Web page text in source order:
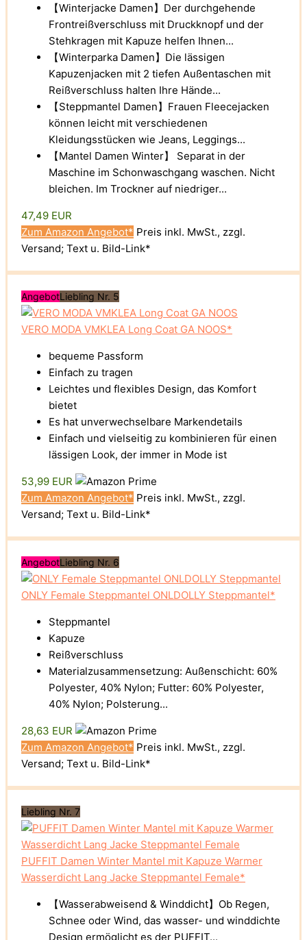
【Winterjacke Damen】Der durchgehende
Frontreißverschluss mit Druckknopf und der
Stehkragen mit Kapuze helfen Ihnen...
【Winterparka Damen】Die lässigen
Kapuzenjacken mit 2 tiefen Außentaschen mit
Reißverschluss halten Ihre Hände...
【Steppmantel Damen】Frauen Fleecejacken
können leicht mit verschiedenen
Kleidungsstücken wie Jeans, Leggings...
【Mantel Damen Winter】 Separat in der
Maschine im Schonwaschgang waschen. Nicht
bleichen. Im Trockner auf niedriger...
47,49 EUR
Zum Amazon Angebot* Preis inkl. MwSt., zzgl.
Versand; Text u. Bild-Link*
AngebotLiebling Nr. 5
VERO MODA VMKLEA Long Coat GA NOOS*
bequeme Passform
Einfach zu tragen
Leichtes und flexibles Design, das Komfort
bietet
Es hat unverwechselbare Markendetails
Einfach und vielseitig zu kombinieren für einen
lässigen Look, der immer in Mode ist
53,99 EUR
Zum Amazon Angebot* Preis inkl. MwSt., zzgl.
Versand; Text u. Bild-Link*
AngebotLiebling Nr. 6
ONLY Female Steppmantel ONLDOLLY Steppmantel*
Steppmantel
Kapuze
Reißverschluss
Materialzusammensetzung: Außenschicht: 60%
Polyester, 40% Nylon; Futter: 60% Polyester,
40% Nylon; Polsterung...
28,63 EUR
Zum Amazon Angebot* Preis inkl. MwSt., zzgl.
Versand; Text u. Bild-Link*
Liebling Nr. 7
PUFFIT Damen Winter Mantel mit Kapuze Warmer
Wasserdicht Lang Jacke Steppmantel Female*
【Wasserabweisend & Winddicht】Ob Regen,
Schnee oder Wind, das wasser- und winddichte
Design ermöglicht es der PUFFIT...